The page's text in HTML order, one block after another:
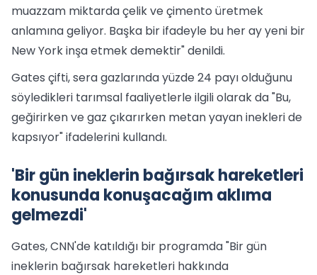
muazzam miktarda çelik ve çimento üretmek
anlamına geliyor. Başka bir ifadeyle bu her ay yeni bir
New York inşa etmek demektir" denildi.
Gates çifti, sera gazlarında yüzde 24 payı olduğunu
söyledikleri tarımsal faaliyetlerle ilgili olarak da "Bu,
geğirirken ve gaz çıkarırken metan yayan inekleri de
kapsıyor" ifadelerini kullandı.
'Bir gün ineklerin bağırsak hareketleri
konusunda konuşacağım aklıma
gelmezdi'
Gates, CNN'de katıldığı bir programda "Bir gün
ineklerin bağırsak hareketleri hakkında